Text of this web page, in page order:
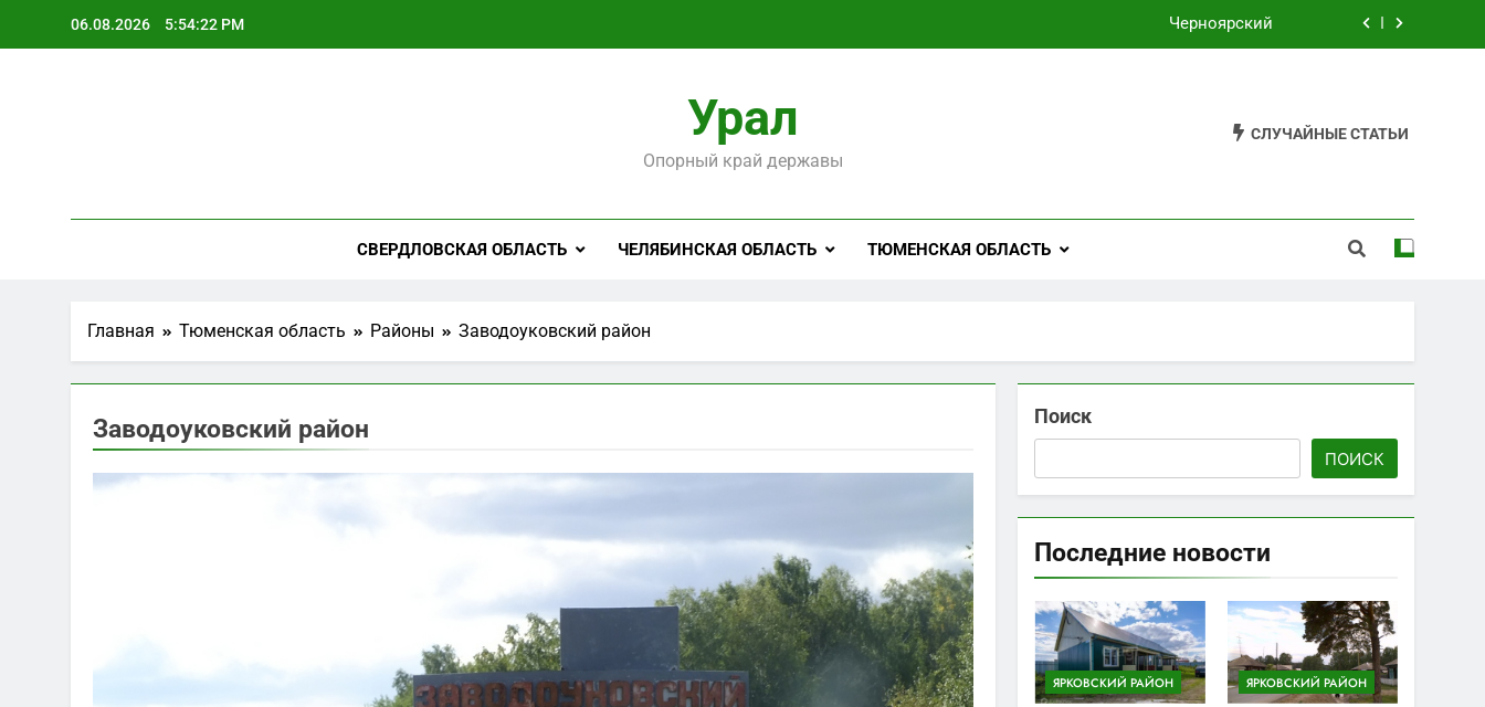
06.08.2026 5:54:23 PM Черноярский
Староуткинск
Черноярский
Урал
Опорный край державы
СЛУЧАЙНЫЕ СТАТЬИ
СВЕРДЛОВСКАЯ ОБЛАСТЬ ЧЕЛЯБИНСКАЯ ОБЛАСТЬ ТЮМЕНСКАЯ ОБЛАСТЬ
Главная Тюменская область Районы Заводоуковский район
Заводоуковский район Поиск
ПОИСК
Последние новости
ЯРКОВСКИЙ РАЙОН ЯРКОВСКИЙ РАЙОН